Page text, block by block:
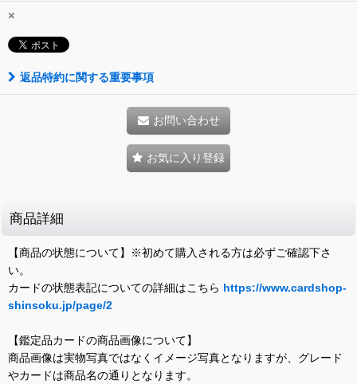
×
返品特約に関する重要事項
お問い合わせ
お気に入り登録
商品詳細
【商品の状態について】※初めて購入される方は必ずご確認下さ
い。
カードの状態表記についての詳細はこちら https://www.cardshop-
shinsoku.jp/page/2
【鑑定品カードの商品画像について】
商品画像は実物写真ではなくイメージ写真となりますが、グレード
やカードは商品名の通りとなります。